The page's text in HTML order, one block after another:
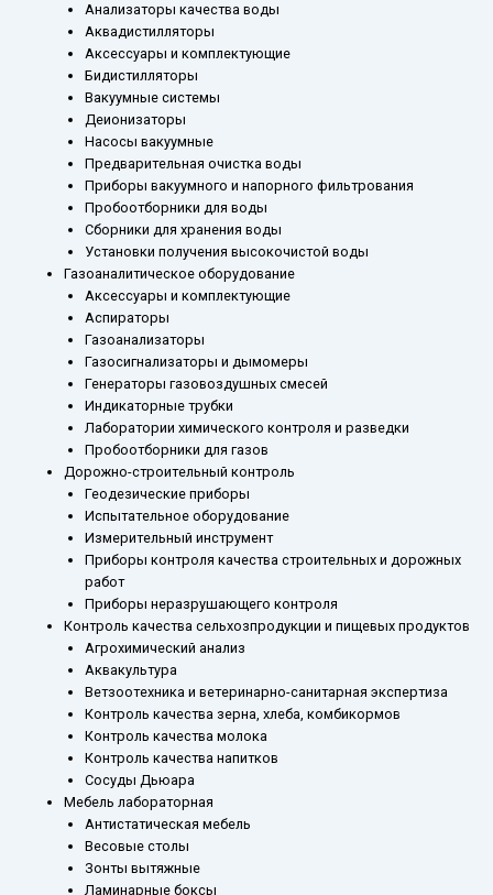
Анализаторы качества воды
Аквадистилляторы
Аксессуары и комплектующие
Бидистилляторы
Вакуумные системы
Деионизаторы
Насосы вакуумные
Предварительная очистка воды
Приборы вакуумного и напорного фильтрования
Пробоотборники для воды
Сборники для хранения воды
Установки получения высокочистой воды
Газоаналитическое оборудование
Аксессуары и комплектующие
Аспираторы
Газоанализаторы
Газосигнализаторы и дымомеры
Генераторы газовоздушных смесей
Индикаторные трубки
Лаборатории химического контроля и разведки
Пробоотборники для газов
Дорожно-строительный контроль
Геодезические приборы
Испытательное оборудование
Измерительный инструмент
Приборы контроля качества строительных и дорожных
работ
Приборы неразрушающего контроля
Контроль качества сельхозпродукции и пищевых продуктов
Агрохимический анализ
Аквакультура
Ветзоотехника и ветеринарно-санитарная экспертиза
Контроль качества зерна, хлеба, комбикормов
Контроль качества молока
Контроль качества напитков
Сосуды Дьюара
Мебель лабораторная
Антистатическая мебель
Весовые столы
Зонты вытяжные
Ламинарные боксы